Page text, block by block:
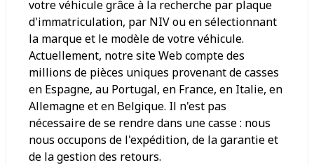
votre véhicule grâce à la recherche par plaque
d'immatriculation, par NIV ou en sélectionnant
la marque et le modèle de votre véhicule.
Actuellement, notre site Web compte des
millions de pièces uniques provenant de casses
en Espagne, au Portugal, en France, en Italie, en
Allemagne et en Belgique. Il n'est pas
nécessaire de se rendre dans une casse : nous
nous occupons de l'expédition, de la garantie et
de la gestion des retours.